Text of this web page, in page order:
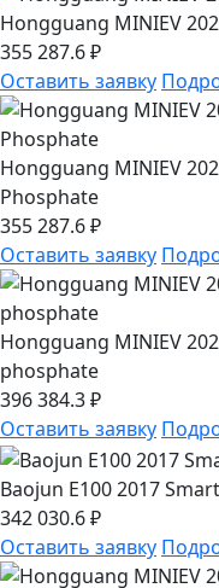
Hongguang MINIEV
355 287.6 ₽
Оставить заявку
Hongguang MINIEV
Phosphate
355 287.6 ₽
Оставить заявку
Hongguang MINIEV
phosphate
396 384.3 ₽
Оставить заявку
Baojun E100 2017
342 030.6 ₽
Оставить заявку